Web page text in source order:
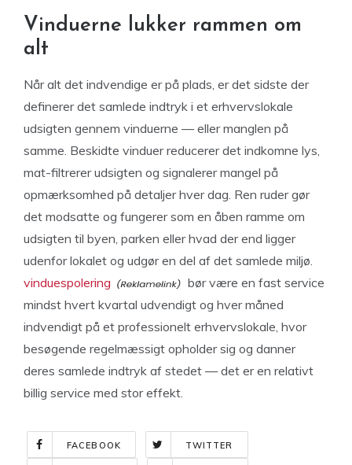
Vinduerne lukker rammen om
alt
Når alt det indvendige er på plads, er det sidste der
definerer det samlede indtryk i et erhvervslokale
udsigten gennem vinduerne — eller manglen på
samme. Beskidte vinduer reducerer det indkomne lys,
mat-filtrerer udsigten og signalerer mangel på
opmærksomhed på detaljer hver dag. Ren ruder gør
det modsatte og fungerer som en åben ramme om
udsigten til byen, parken eller hvad der end ligger
udenfor lokalet og udgør en del af det samlede miljø.
vinduespolering
bør være en fast service
mindst hvert kvartal udvendigt og hver måned
indvendigt på et professionelt erhvervslokale, hvor
besøgende regelmæssigt opholder sig og danner
deres samlede indtryk af stedet — det er en relativt
billig service med stor effekt.
FACEBOOK TWITTER